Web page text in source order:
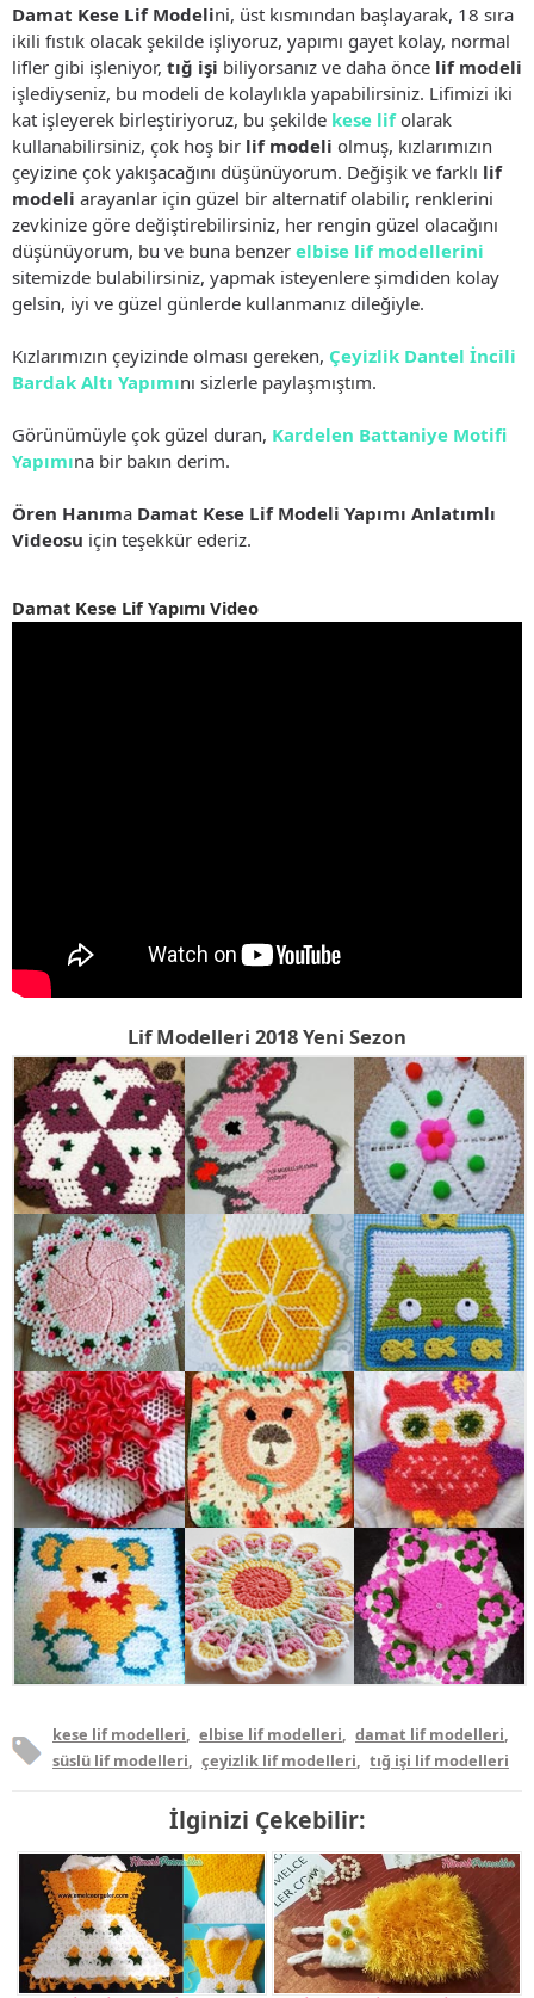
Damat Kese Lif Modelini, üst kısmından başlayarak, 18 sıra
ikili fıstık olacak şekilde işliyoruz, yapımı gayet kolay, normal
lifler gibi işleniyor, tığ işi biliyorsanız ve daha önce lif modeli
işlediyseniz, bu modeli de kolaylıkla yapabilirsiniz. Lifimizi iki
kat işleyerek birleştiriyoruz, bu şekilde kese lifolarak
kullanabilirsiniz, çok hoş bir lif modeli olmuş, kızlarımızın
çeyizine çok yakışacağını düşünüyorum. Değişik ve farklı lif
modeli arayanlar için güzel bir alternatif olabilir, renklerini
zevkinize göre değiştirebilirsiniz, her rengin güzel olacağını
düşünüyorum, bu ve buna benzer elbise lif modellerini
sitemizde bulabilirsiniz, yapmak isteyenlere şimdiden kolay
gelsin, iyi ve güzel günlerde kullanmanız dileğiyle.
Kızlarımızın çeyizinde olması gereken, Çeyizlik Dantel İncili
Bardak Altı Yapımını sizlerle paylaşmıştım.
Görünümüyle çok güzel duran, Kardelen Battaniye Motifi
Yapımına bir bakın derim.
Ören Hanıma Damat Kese Lif Modeli Yapımı Anlatımlı
Videosu için teşekkür ederiz.
Damat Kese Lif Yapımı Video
Lif Modelleri 2018 Yeni Sezon
kese lif modelleri, elbise lif modelleri, damat lif modelleri,
süslü lif modelleri, çeyizlik lif modelleri, tığ işi lif modelleri
İlginizi Çekebilir: